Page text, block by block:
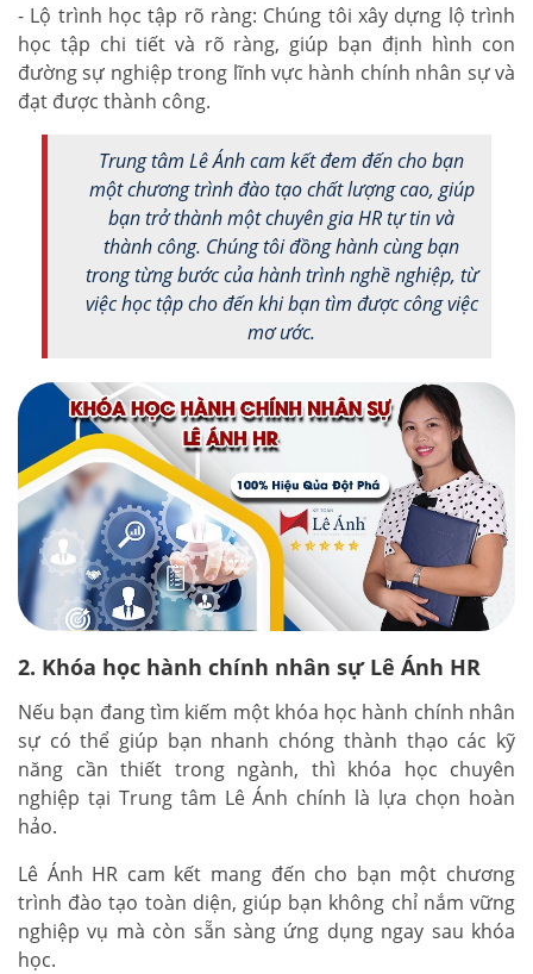
- Lộ trình học tập rõ ràng: Chúng tôi xây dựng lộ trình
học tập chi tiết và rõ ràng, giúp bạn định hình con
đường sự nghiệp trong lĩnh vực hành chính nhân sự và
đạt được thành công.
Trung tâm Lê Ánh cam kết đem đến cho bạn
một chương trình đào tạo chất lượng cao, giúp
bạn trở thành một chuyên gia HR tự tin và
thành công. Chúng tôi đồng hành cùng bạn
trong từng bước của hành trình nghề nghiệp, từ
việc học tập cho đến khi bạn tìm được công việc
mơ ước.
2. Khóa học hành chính nhân sự Lê Ánh HR
Nếu bạn đang tìm kiếm một khóa học hành chính nhân
sự có thể giúp bạn nhanh chóng thành thạo các kỹ
năng cần thiết trong ngành, thì khóa học chuyên
nghiệp tại Trung tâm Lê Ánh chính là lựa chọn hoàn
hảo.
Lê Ánh HR cam kết mang đến cho bạn một chương
trình đào tạo toàn diện, giúp bạn không chỉ nắm vững
nghiệp vụ mà còn sẵn sàng ứng dụng ngay sau khóa
học.